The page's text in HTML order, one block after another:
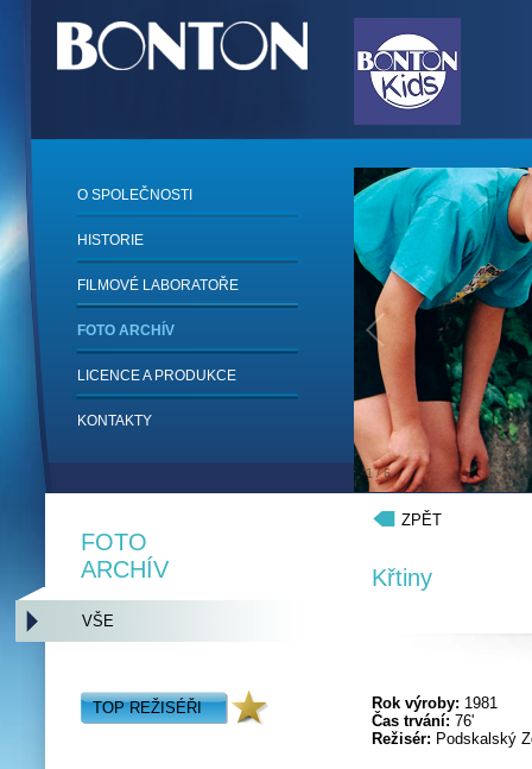
1/6
O SPOLEČNOSTI
HISTORIE
FILMOVÉ LABORATOŘE
FOTO ARCHÍV
LICENCE A PRODUKCE
KONTAKTY
ZPĚT
Křtiny
Rok výroby: 1981
Čas trvání: 76'
Režisér: Podskalský
FOTO
ARCHÍV
VŠE
TOP REŽISÉŘI